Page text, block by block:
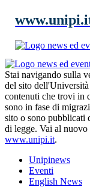
Stai navigando sulla
del sito
contenuti che trovi in
sono in fase di
sito o sono pubblicati
di legge. Vai al nuovo
www.unipi.it.
Unipinews
Eventi
English News